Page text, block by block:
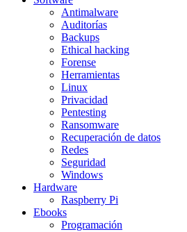
Antimalware
Auditorías
Backups
Ethical hacking
Forense
Herramientas
Linux
Privacidad
Pentesting
Ransomware
Recuperación de datos
Redes
Seguridad
Windows
Hardware
Raspberry Pi
Ebooks
Programación